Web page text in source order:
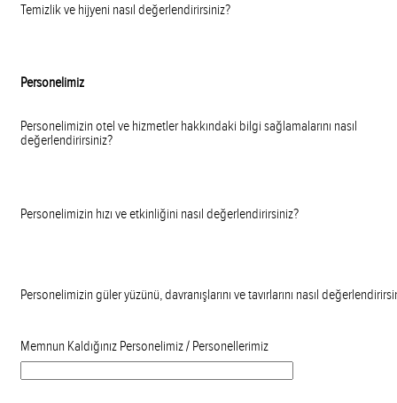
Temizlik ve hijyeni nasıl değerlendirirsiniz?
Personelimiz
Personelimizin otel ve hizmetler hakkındaki bilgi sağlamalarını nasıl
değerlendirirsiniz?
Personelimizin hızı ve etkinliğini nasıl değerlendirirsiniz?
Personelimizin güler yüzünü, davranışlarını ve tavırlarını nasıl
Memnun Kaldığınız Personelimiz / Personellerimiz